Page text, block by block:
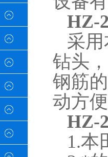
HZ-
采
钻头
钢筋
动方便
HZ-
1.本